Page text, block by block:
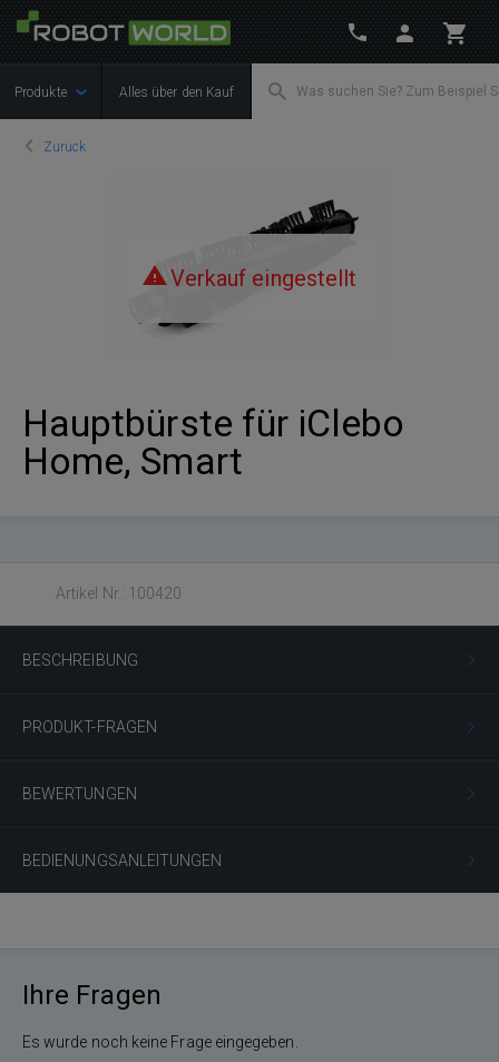
Produkte Alles über den Kauf
Zurück
Verkauf eingestellt
Hauptbürste für iClebo
Home, Smart
Artikel Nr.: 100420
BESCHREIBUNG
PRODUKT-FRAGEN
BEWERTUNGEN
BEDIENUNGSANLEITUNGEN
Ihre Fragen
Es wurde noch keine Frage eingegeben.